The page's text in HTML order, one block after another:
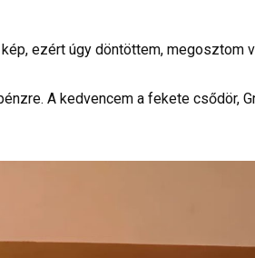
ezért úgy döntöttem, megosztom
A kedvencem a fekete csődör,